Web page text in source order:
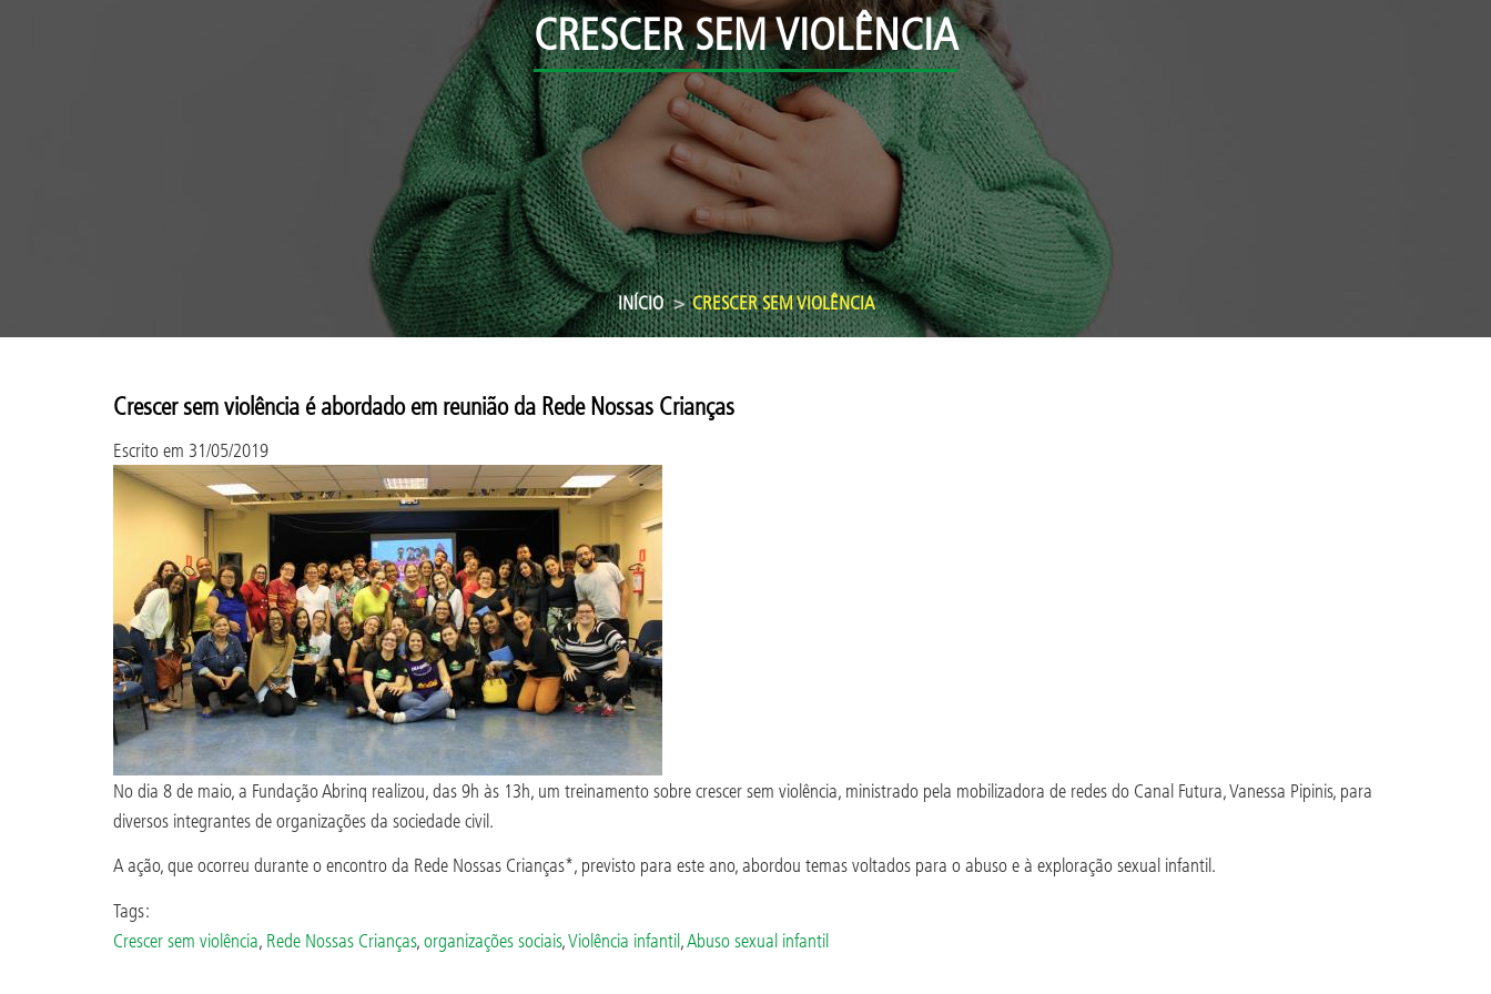
CRESCER SEM VIOLÊNCIA
INÍCIO CRESCER SEM VIOLÊNCIA
Crescer sem violência é abordado em reunião da Rede Nossas Crianças
Escrito em 31/05/2019
No dia 8 de maio, a Fundação Abrinq realizou, das 9h às 13h, um treinamento sobre crescer sem violência, ministrado pela mobilizadora de redes do Canal Futura, Vanessa Pipinis, para
diversos integrantes de organizações da sociedade civil.
A ação, que ocorreu durante o encontro da Rede Nossas Crianças*, previsto para este ano, abordou temas voltados para o abuso e à exploração sexual infantil.
Tags:
Crescer sem violência, Rede Nossas Crianças,organizações sociais,Violência infantil,Abuso sexual infantil